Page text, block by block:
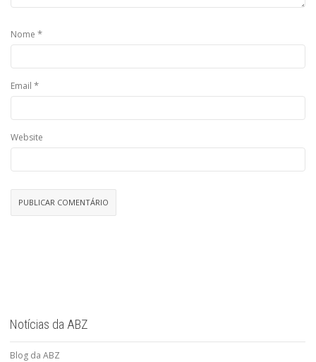
Nome *
Email *
Website
Notícias da ABZ
Blog da ABZ